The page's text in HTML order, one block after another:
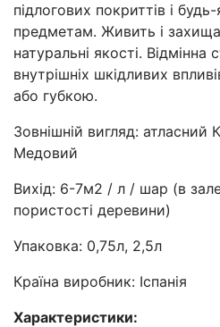
підлогових покриттів і
предметам. Живить і
натуральні якості. Відмінна
внутрішніх шкідливих
або губкою.
Зовнішній вигляд: атласний
Медовий
Вихід: 6-7м2 / л / шар (в
пористості деревини)
Упаковка: 0,75л, 2,5л
Країна виробник: Іспанія
Характеристики: